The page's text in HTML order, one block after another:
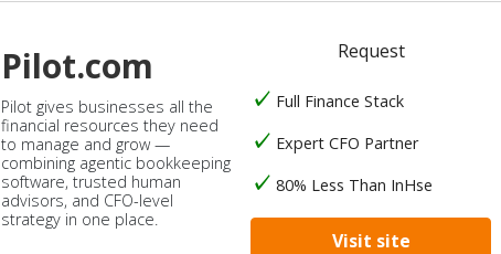
Pilot.com
Pilot gives businesses all the
financial resources they need
to manage and grow —
combining agentic bookkeeping
software, trusted human
advisors, and CFO-level
strategy in one place.
Request
Full Finance Stack
Expert CFO Partner
80% Less Than InHse
Visit site